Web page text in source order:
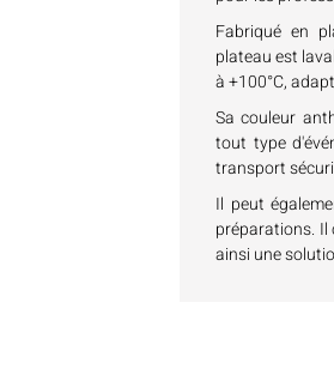
Fabriqué en
plateau est
à +100°C,
Sa couleur
tout type
transport
Il peut
préparations. Il
ainsi une